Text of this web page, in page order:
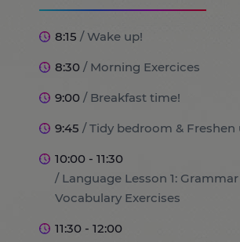
8:15 / Wake up!
8:30 / Morning Exercices
9:00 / Breakfast time!
9:45 / Tidy bedroom & Freshen
10:00 - 11:30
/ Language Lesson 1: Grammar
Vocabulary Exercises
11:30 - 12:00